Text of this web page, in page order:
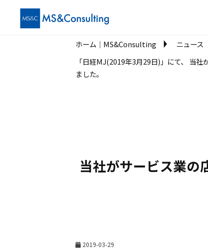
ホーム│MS&Consulting ニュース
「日経MJ(2019年3月29日)」にて、 当
ました。
当社がサービス業の
2019-03-29